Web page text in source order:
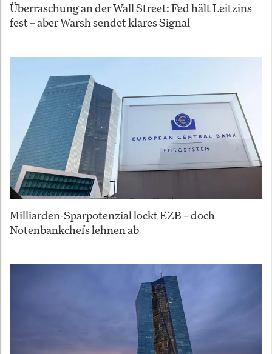
Überraschung an der Wall Street: Fed hält Leitzins
fest – aber Warsh sendet klares Signal
Milliarden-Sparpotenzial lockt EZB – doch
Notenbankchefs lehnen ab